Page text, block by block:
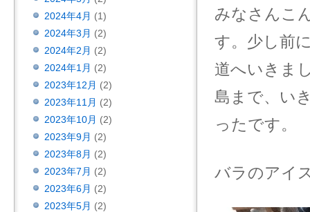
みなさんこ
す。少し前
道へいきま
島まで、い
ったです。
バラのアイ
2024年4月 (1)
2024年3月 (2)
2024年2月 (2)
2024年1月 (2)
2023年12月 (2)
2023年11月 (2)
2023年10月 (2)
2023年9月 (2)
2023年8月 (2)
2023年7月 (2)
2023年6月 (2)
2023年5月 (2)